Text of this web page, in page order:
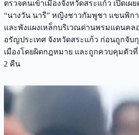
ตรวจคนเข้าเมืองจังหวัดสระแก้ว เปิดเ
“นางวัน นารี” หญิงชาวกัมพูชา แขนพิกา
และพังแผงเหล็กบริเวณด่านพรมแดนคล
อรัญประเทศ จังหวัดสระแก้ว ก่อนถูกจับ
เมืองโดยผิดกฎหมาย และถูกควบคุมตัวที่
2 คืน